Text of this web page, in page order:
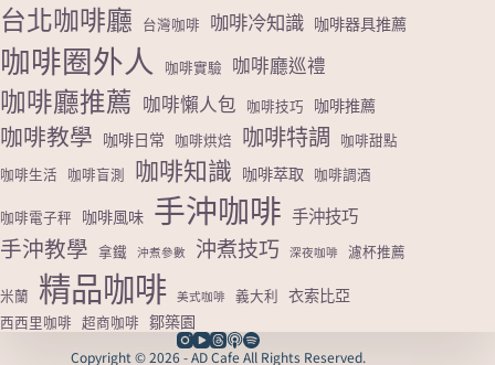
台北咖啡廳 台灣咖啡 咖啡冷知識 咖啡器具推薦
咖啡圈外人 咖啡實驗 咖啡廳巡禮
咖啡廳推薦 咖啡懶人包 咖啡技巧 咖啡推薦
咖啡教學 咖啡日常 咖啡烘焙 咖啡特調 咖啡甜點
咖啡生活 咖啡盲測 咖啡知識 咖啡萃取 咖啡調酒
咖啡電子秤 咖啡風味 手沖咖啡 手沖技巧
手沖教學 拿鐵 沖煮參數 沖煮技巧 深夜咖啡 濾杯推薦
米蘭 精品咖啡 美式咖啡 義大利 衣索比亞
西西里咖啡 超商咖啡 鄒築園
Copyright © 2026 - AD Cafe All Rights Reserved.